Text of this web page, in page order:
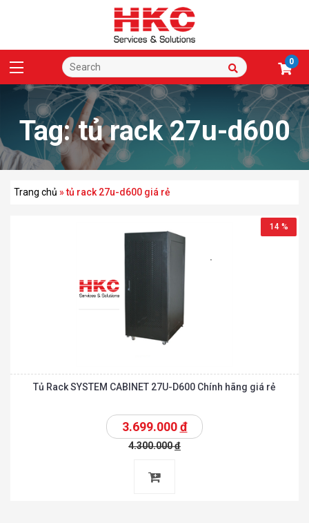
0
Tag:tủ rack 27u-d600
giá rẻ
Trang chủ »tủ rack 27u-d600 giá rẻ
14 %
Tủ Rack SYSTEM CABINET 27U-D600 Chính hãng giá rẻ
3.699.000đ
4.300.000đ